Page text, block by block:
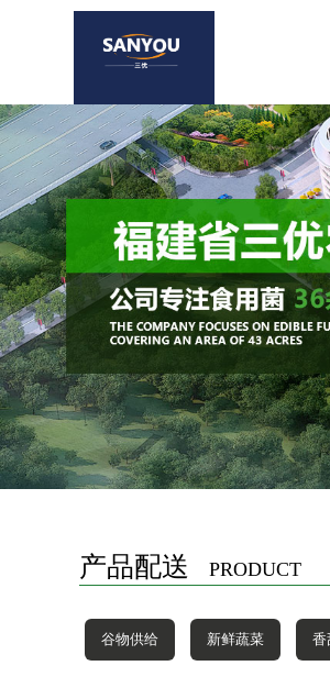
产品配送 PRODUCT
谷物供给 新鲜蔬菜 香